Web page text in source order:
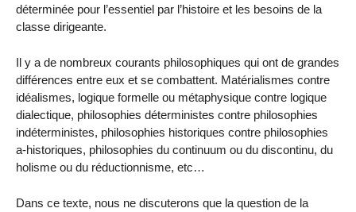
déterminée pour l’essentiel par l’histoire et les besoins de la
classe dirigeante.
Il y a de nombreux courants philosophiques qui ont de grandes
différences entre eux et se combattent. Matérialismes contre
idéalismes, logique formelle ou métaphysique contre logique
dialectique, philosophies déterministes contre philosophies
indéterministes, philosophies historiques contre philosophies
a-historiques, philosophies du continuum ou du discontinu, du
holisme ou du réductionnisme, etc…
Dans ce texte, nous ne discuterons que la question de la